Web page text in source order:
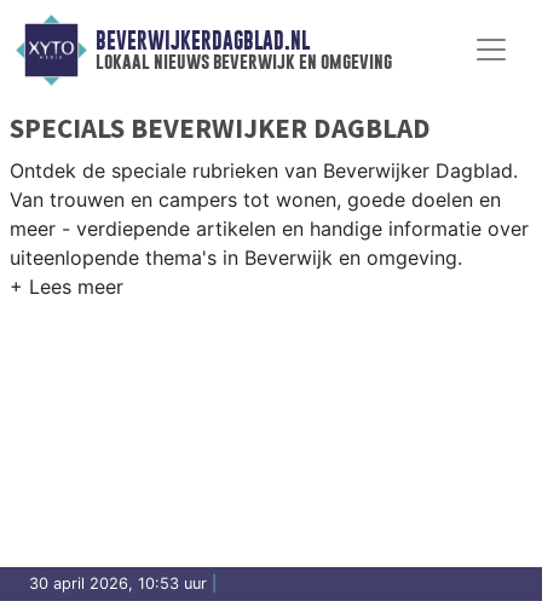
BEVERWIJKERDAGBLAD.NL
lokaal nieuws beverwijk en omgeving
SPECIALS BEVERWIJKER DAGBLAD
Ontdek de speciale rubrieken van Beverwijker Dagblad.
Van trouwen en campers tot wonen, goede doelen en
meer - verdiepende artikelen en handige informatie over
uiteenlopende thema's in Beverwijk en omgeving.
30 april 2026, 10:53 uur